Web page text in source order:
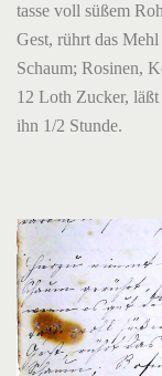
tasse voll süßem
Gest, rührt das
Schaum; Rosinen,
12 Loth Zucker,
ihn 1/2 Stunde.